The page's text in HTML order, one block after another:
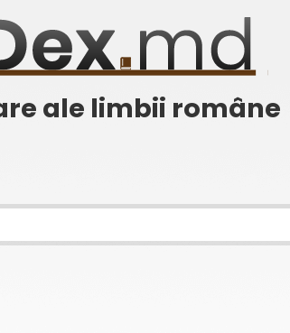
ale limbii române